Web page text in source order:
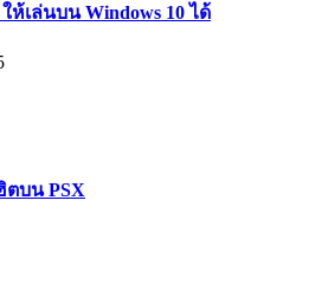
ห้เล่นบน Windows 10 ได้
ตบน PSX